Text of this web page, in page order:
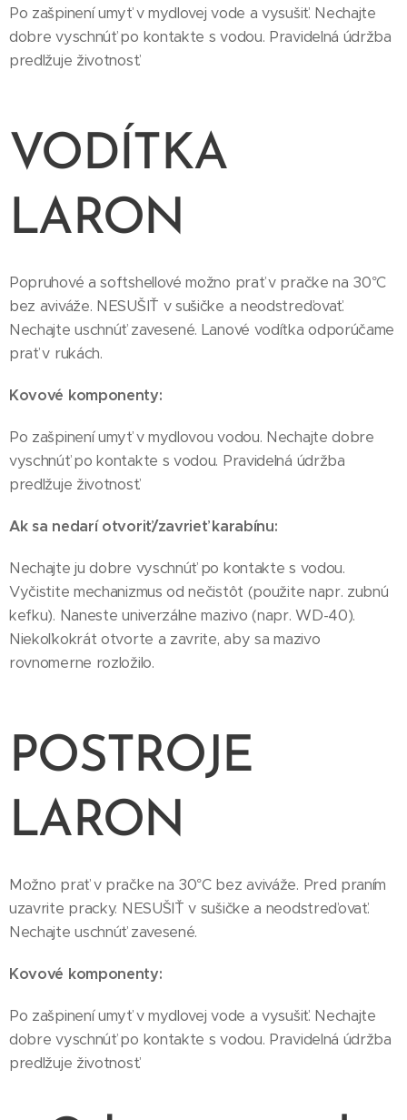
Po zašpinení umyť v mydlovej vode a vysušiť. Nechajte
dobre vyschnúť po kontakte s vodou. Pravidelná údržba
predlžuje životnosť.
VODÍTKA
LARON
Popruhové a softshellové možno prať v pračke na 30°C
bez aviváže. NESUŠIŤ v sušičke a neodstreďovať.
Nechajte uschnúť zavesené. Lanové vodítka odporúčame
prať v rukách.
Kovové komponenty:
Po zašpinení umyť v mydlovou vodou. Nechajte dobre
vyschnúť po kontakte s vodou. Pravidelná údržba
predlžuje životnosť.
Ak sa nedarí otvoriť/zavrieť karabínu:
Nechajte ju dobre vyschnúť po kontakte s vodou.
Vyčistite mechanizmus od nečistôt (použite napr. zubnú
kefku). Naneste univerzálne mazivo (napr. WD-40).
Niekoľkokrát otvorte a zavrite, aby sa mazivo
rovnomerne rozložilo.
POSTROJE
LARON
Možno prať v pračke na 30°C bez aviváže. Pred praním
uzavrite pracky. NESUŠIŤ v sušičke a neodstreďovať.
Nechajte uschnúť zavesené.
Kovové komponenty:
Po zašpinení umyť v mydlovej vode a vysušiť. Nechajte
dobre vyschnúť po kontakte s vodou. Pravidelná údržba
predlžuje životnosť.